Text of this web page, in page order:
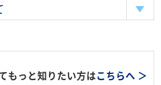
もっと知りたい方はこちらへ ＞